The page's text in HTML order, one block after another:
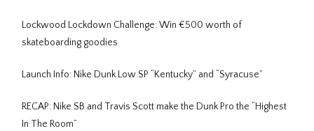
Lockwood Lockdown Challenge: Win €500 worth of
skateboarding goodies
Launch Info: Nike Dunk Low SP “Kentucky” and “Syracuse”
RECAP: Nike SB and Travis Scott make the Dunk Pro the “Highest
In The Room”